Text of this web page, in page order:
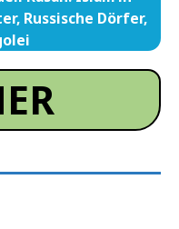
Russische Dörfer,